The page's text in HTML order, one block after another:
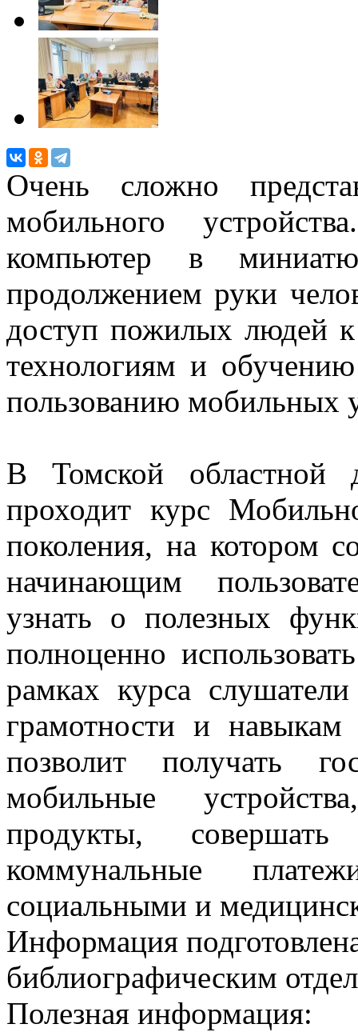
Очень сложно
мобильного
компьютер в
продолжением руки
доступ пожилых людей
технологиям и
пользованию мобильных
В Томской областной
проходит курс
поколения, на котором
начинающим
узнать о полезных
полноценно
рамках курса
грамотности и
позволит получать
мобильные
продукты,
коммунальные
социальными и
Информация
библиографическим
Полезная информация: